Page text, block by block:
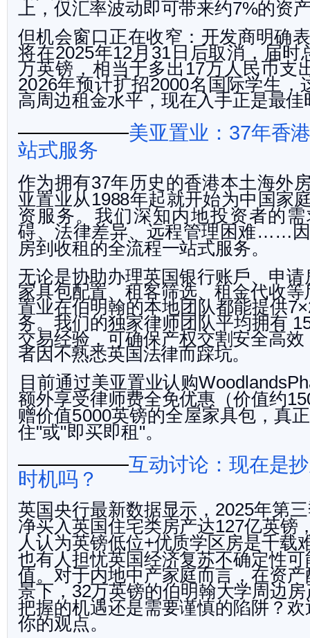
上，仅汇率波动即可带来约7%的资
但机会窗口正在收窄：开发商明确
将在2025年12月31日后取消，届时
万英镑，相当于多出17万人民币支
2026年预计扩招2000名国际学生，
高周边租金水平，现在入手正是最佳
美亚置业： 37年香
站式服务
作为拥有37年历史的香港本土海外
亚置业从1988年起就开始为中国家
资服务。我们深知内地投资者的
碍、法律差异、远程管理困难……
房到收租的全流程一站式服务。
无论是协助办理英国银行账戶、申
家具包配置、租客筛选、租金代收等
置业在伯明翰的本地团队都能提供
务。我们的独家律师团队平均拥有
交易经验，可确保产权交割安全高效
者因不熟悉英国法律而踩坑。
目前通过美亚置业认购
额外享受律师费全免优惠（价值约
赠价值5000英镑的全屋家具包，真
住"或"即买即租"。
互动讨论：现在是
时机吗？
英国央行最新数据显示， 2025年第
净买入英国住宅类房产达127亿英镑
人认为英镑低位+优质学区房是千载
也有人担忧英国经济复苏不确定性
值。对于内地中产家庭而言，在资产
景下， 32万英镑的伯明翰大学周边
把握的机遇还是需要谨慎的陷阱？
你的观点。